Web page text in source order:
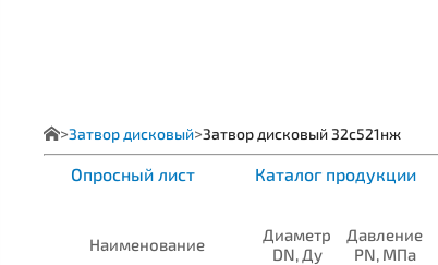
Затвор дисковый Затвор дисковый 32с521нж
Опросный лист Каталог продукции
Наименование
Диаметр
DN, Ду
Давление
PN, МПа